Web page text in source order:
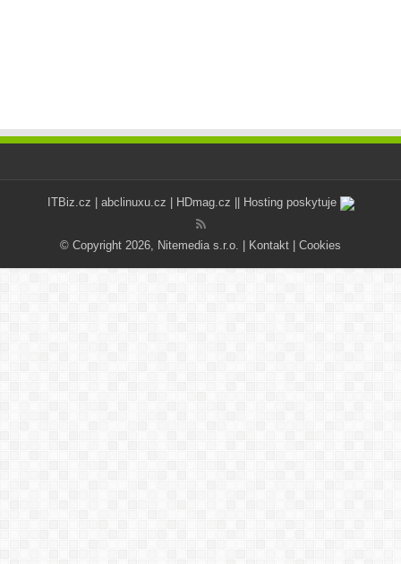
ITBiz.cz abclinuxu.cz HDmag.cz || Hosting poskytuje
© Copyright 2026, Nitemedia s.r.o. | Kontakt Cookies